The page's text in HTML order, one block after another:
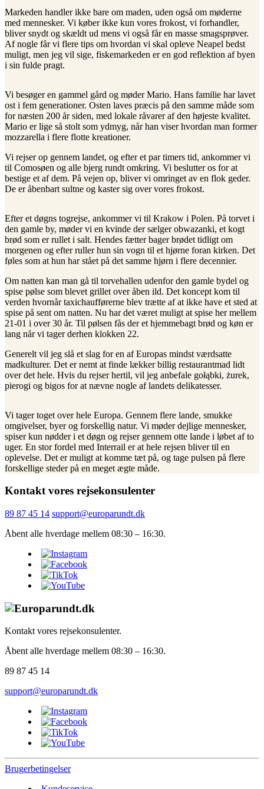
Markeden handler ikke bare om maden, uden også om møderne
med mennesker. Vi køber ikke kun vores frokost, vi forhandler,
bliver snydt og skældt ud mens vi også får en masse smagsprøver.
Af nogle får vi flere tips om hvordan vi skal opleve Neapel bedst
muligt, men jeg vil sige, fiskemarkeden er en god reflektion af byen
i sin fulde pragt.
Vi besøger en gammel gård og møder Mario. Hans familie har lavet
ost i fem generationer. Osten laves præcis på den samme måde som
for næsten 200 år siden, med lokale råvarer af den højeste kvalitet.
Mario er lige så stolt som ydmyg, når han viser hvordan man former
mozzarella i flere flotte kreationer.
Vi rejser op gennem landet, og efter et par timers tid, ankommer vi
til Comosøen og alle bjerg rundt omkring. Vi beslutter os for at
bestige et af dem. På vejen op, bliver vi omringet av en flok geder.
De er åbenbart sultne og kaster sig over vores frokost.
Efter et døgns togrejse, ankommer vi til Krakow i Polen. På torvet i
den gamle by, møder vi en kvinde der sælger obwazanki, et kogt
brød som er rullet i salt. Hendes fætter bager brødet tidligt om
morgenen og efter ruller hun sin vogn til et hjørne foran kirken. Det
føles som at hun har stået på det samme hjørn i flere decennier.
Om natten kan man gå til torvehallen udenfor den gamle bydel og
spise pølse som blevet grillet over åben ild. Det koncept kom til
verden hvornår taxichaufførerne blev trætte af at ikke have et sted at
spise på sent om natten. Nu har det været muligt at spise her mellem
21-01 i over 30 år. Til pølsen fås der et hjemmebagt brød og køn er
lang når vi tager derhen klokken 22.
Generelt vil jeg slå et slag for en af Europas mindst værdsatte
madkulturer. Det er nemt at finde lækker billig restaurantmad lidt
over det hele. Hvis du rejser hertil, vil jeg anbefale gołąbki, żurek,
pierogi og bigos for at nævne nogle af landets delikatesser.
Vi tager toget over hele Europa. Gennem flere lande, smukke
omgivelser, byer og forskellig natur. Vi møder dejlige mennesker,
spiser kun nødder i et døgn og rejser gennem otte lande i løbet af to
uger. En stor fordel med Interrail er at hele rejsen bliver til en
oplevelse. Det er muligt at komme tæt på, og tage pulsen på flere
forskellige steder på en meget ægte måde.
Kontakt vores rejsekonsulenter
89 87 45 14 support@europarundt.dk
Åbent alle hverdage mellem 08:30 – 16:30.
Kontakt vores rejsekonsulenter.
Åbent alle hverdage mellem 08:30 – 16:30.
89 87 45 14
support@europarundt.dk
Brugerbetingelser